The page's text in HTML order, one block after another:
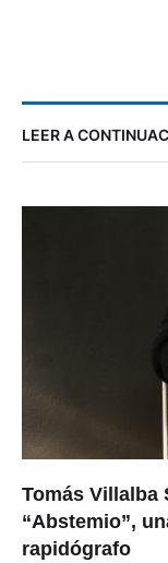
LEER A
Tomás Villalba
“Abstemio”,
rapidógrafo